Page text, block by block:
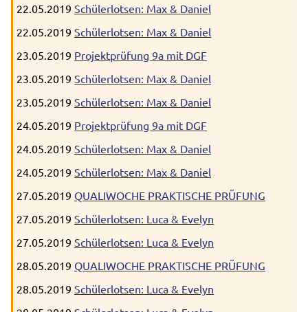
22.05.2019 Schülerlotsen: Max & Daniel
22.05.2019 Schülerlotsen: Max & Daniel
23.05.2019 Projektprüfung 9a mit DGF
23.05.2019 Schülerlotsen: Max & Daniel
23.05.2019 Schülerlotsen: Max & Daniel
24.05.2019 Projektprüfung 9a mit DGF
24.05.2019 Schülerlotsen: Max & Daniel
24.05.2019 Schülerlotsen: Max & Daniel
27.05.2019 QUALIWOCHE PRAKTISCHE PRÜFUNG
27.05.2019 Schülerlotsen: Luca & Evelyn
27.05.2019 Schülerlotsen: Luca & Evelyn
28.05.2019 QUALIWOCHE PRAKTISCHE PRÜFUNG
28.05.2019 Schülerlotsen: Luca & Evelyn